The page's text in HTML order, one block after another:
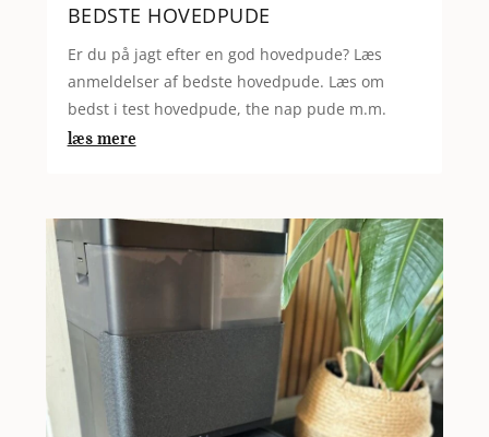
BEDSTE HOVEDPUDE
Er du på jagt efter en god hovedpude? Læs
anmeldelser af bedste hovedpude. Læs om
bedst i test hovedpude, the nap pude m.m.
læs mere